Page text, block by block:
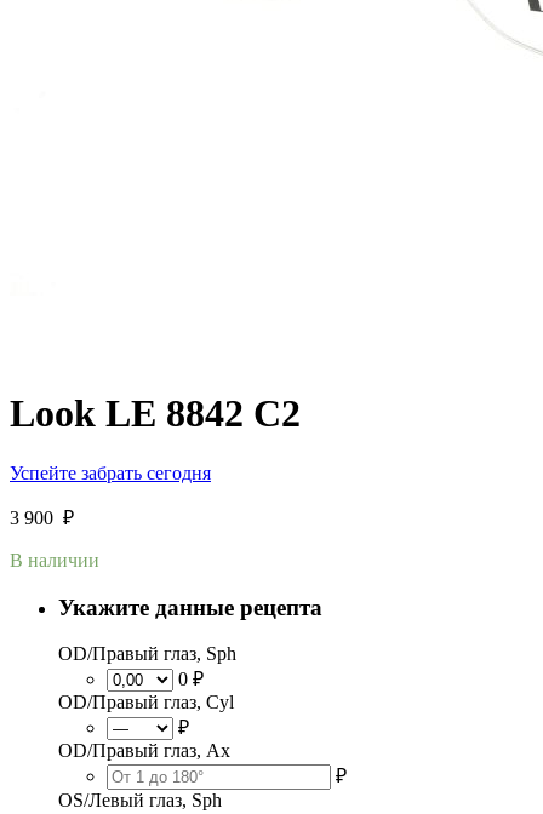
Look LE 8842 C2
Успейте забрать сегодня
3 900 ₽
В наличии
Укажите данные рецепта
OD/Правый глаз, Sph
0 ₽
OD/Правый глаз, Cyl
₽
OD/Правый глаз, Ax
₽
OS/Левый глаз, Sph